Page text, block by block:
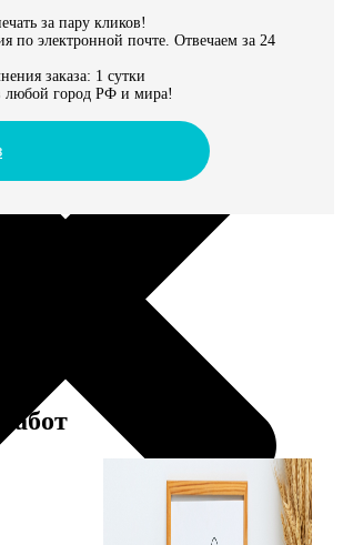
за пару кликов!
по электронной почте. Отвечаем за 24
заказа: 1 сутки
любой город РФ и мира!
цены